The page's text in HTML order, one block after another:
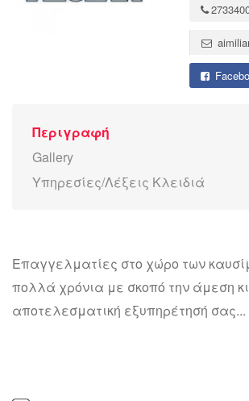
Περιγραφή
Gallery
Υπηρεσίες/Λέξεις Κλειδιά
Επαγγελματίες στο χώρο των
πολλά χρόνια με σκοπό την άμεση κι
αποτελεσματική εξυπηρέτησή σας...